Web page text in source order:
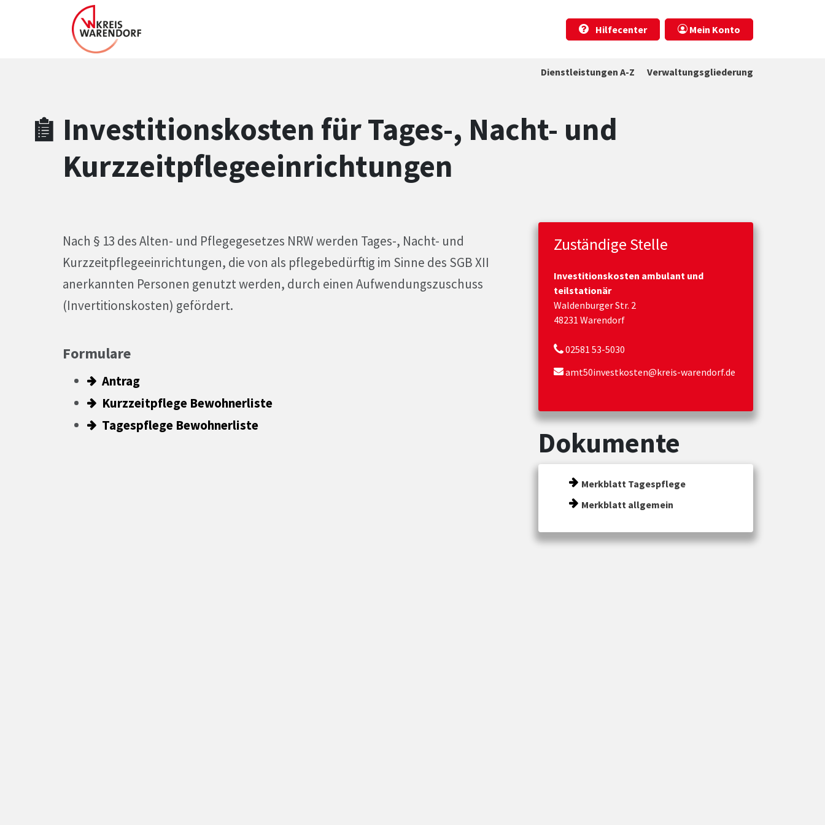
Zum Header
Zum Hauptinhalt
Zum Footer
Zum Hauptinhalt springen
Hilfecenter
Mein Konto
Dienstleistungen A-Z Verwaltungsgliederung
Investitionskosten für Tages-, Nacht- und
Kurzzeitpflegeeinrichtungen
Nach § 13 des Alten- und Pflegegesetzes NRW werden Tages-, Nacht- und
Kurzzeitpflegeeinrichtungen, die von als pflegebedürftig im Sinne des SGB XII
anerkannten Personen genutzt werden, durch einen Aufwendungszuschuss
(Invertitionskosten) gefördert.
Formulare
Antrag
Kurzzeitpflege Bewohnerliste
Tagespflege Bewohnerliste
Zuständige Stelle
Investitionskosten ambulant und
teilstationär
Waldenburger Str. 2
48231 Warendorf
02581 53-5030
amt50investkosten@kreis-warendorf.de
Dokumente
Merkblatt Tagespflege
Merkblatt allgemein